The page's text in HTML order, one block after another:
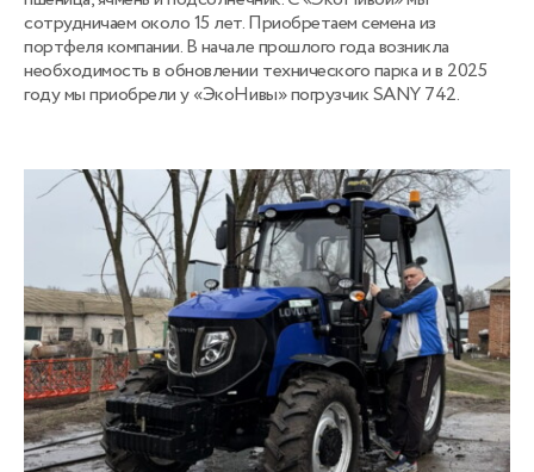
сотрудничаем около 15 лет. Приобретаем семена из
портфеля компании. В начале прошлого года возникла
необходимость в обновлении технического парка и в 2025
году мы приобрели у «ЭкоНивы» погрузчик SANY 742.